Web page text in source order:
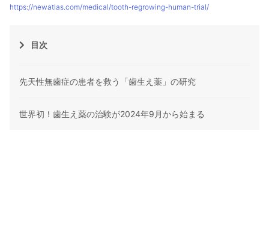
https://newatlas.com/medical/tooth-regrowing-human-trial/
目次
先天性無歯症の患者を救う「歯生え薬」の研究
世界初！歯生え薬の治験が2024年9月から始まる